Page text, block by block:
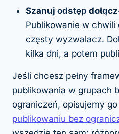
Szanuj odstęp
Publikowanie w chwili
częsty wyzwalacz.
kilka dni, a potem
Jeśli chcesz pełny
publikowania w grupach
ograniczeń, opisujemy
publikowaniu bez